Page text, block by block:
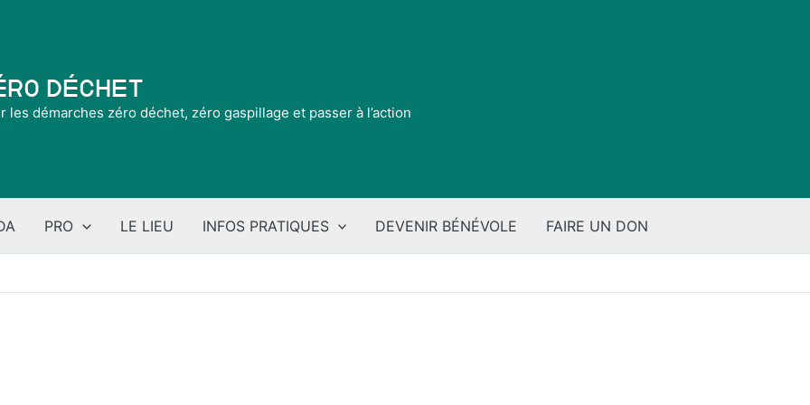
Déchet
démarches zéro déchet, zéro gaspillage et passer à l’action
PRO LE LIEU INFOS PRATIQUES DEVENIR BÉNÉVOLE FAIRE UN DON